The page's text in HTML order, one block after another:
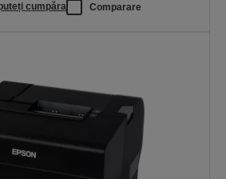
cumpăra Comparare